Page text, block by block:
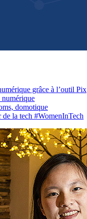
grâce à l’outil Pix
numérique
domotique
la tech #WomenInTech